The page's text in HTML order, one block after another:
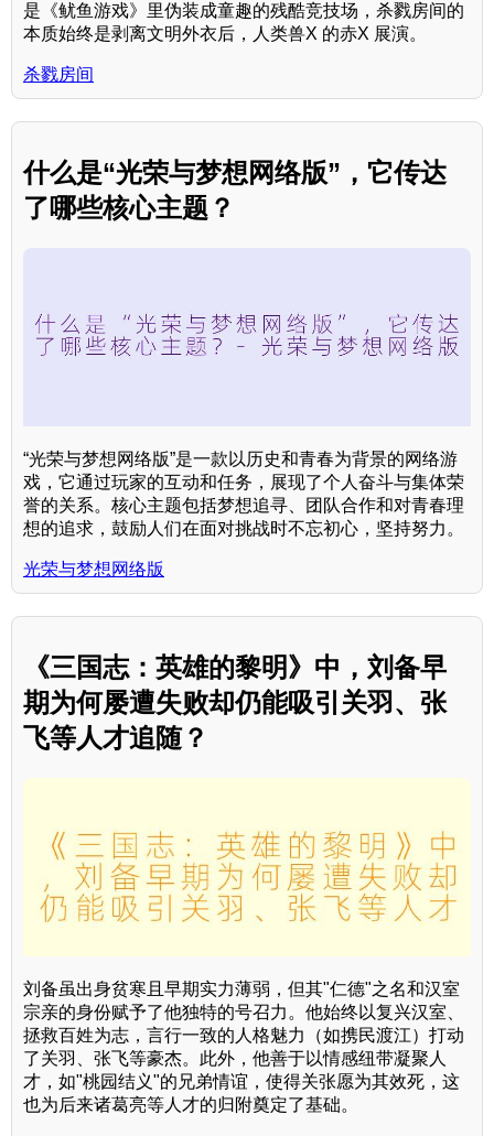
是《鱿鱼游戏》里伪装成童趣的残酷竞技场，杀戮房间的
本质始终是剥离文明外衣后，人类兽X 的赤X 展演。
杀戮房间
什么是“光荣与梦想网络版”，它传达
了哪些核心主题？
“光荣与梦想网络版”是一款以历史和青春为背景的网络游
戏，它通过玩家的互动和任务，展现了个人奋斗与集体荣
誉的关系。核心主题包括梦想追寻、团队合作和对青春理
想的追求，鼓励人们在面对挑战时不忘初心，坚持努力。
光荣与梦想网络版
《三国志：英雄的黎明》中，刘备早
期为何屡遭失败却仍能吸引关羽、张
飞等人才追随？
刘备虽出身贫寒且早期实力薄弱，但其"仁德"之名和汉室
宗亲的身份赋予了他独特的号召力。他始终以复兴汉室、
拯救百姓为志，言行一致的人格魅力（如携民渡江）打动
了关羽、张飞等豪杰。此外，他善于以情感纽带凝聚人
才，如"桃园结义"的兄弟情谊，使得关张愿为其效死，这
也为后来诸葛亮等人才的归附奠定了基础。